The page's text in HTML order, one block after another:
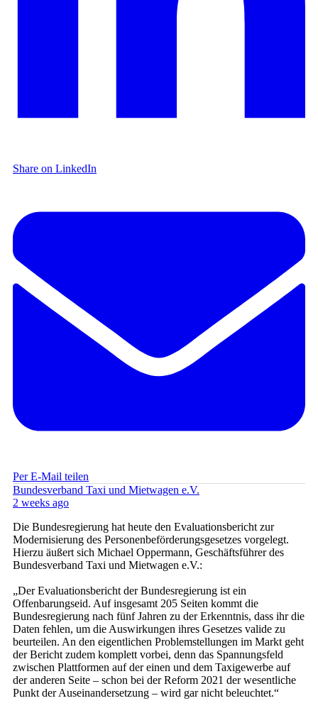
Share on LinkedIn
Per E-Mail teilen
Bundesverband Taxi und Mietwagen e.V.
2 weeks ago
Die Bundesregierung hat heute den Evaluationsbericht zur
Modernisierung des Personenbeförderungsgesetzes vorgelegt.
Hierzu äußert sich Michael Oppermann, Geschäftsführer des
Bundesverband Taxi und Mietwagen e.V.:
„Der Evaluationsbericht der Bundesregierung ist ein
Offenbarungseid. Auf insgesamt 205 Seiten kommt die
Bundesregierung nach fünf Jahren zu der Erkenntnis, dass ihr die
Daten fehlen, um die Auswirkungen ihres Gesetzes valide zu
beurteilen. An den eigentlichen Problemstellungen im Markt geht
der Bericht zudem komplett vorbei, denn das Spannungsfeld
zwischen Plattformen auf der einen und dem Taxigewerbe auf
der anderen Seite – schon bei der Reform 2021 der wesentliche
Punkt der Auseinandersetzung – wird gar nicht beleuchtet.“